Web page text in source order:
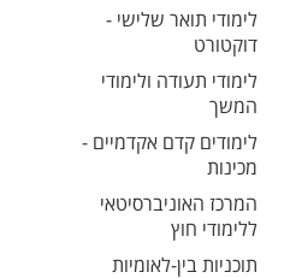
לימודי תואר שלישי -
דוקטורט
לימודי תעודה ולימודי
המשך
לימודים קדם אקדמיים -
מכינות
המרכז האוניברסיטאי
ללימודי חוץ
תוכניות בין-לאומיות